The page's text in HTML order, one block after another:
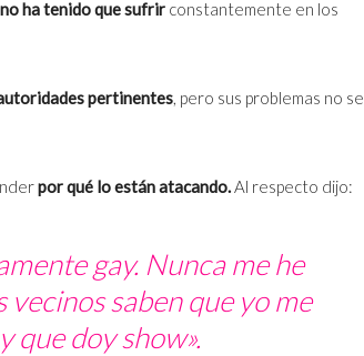
ha tenido que sufrir constantemente en los
pertinentes, pero sus problemas no se
por qué lo están atacando.Al respecto dijo:
gay. Nunca me he
vecinos saben que yo me
que doyshow».